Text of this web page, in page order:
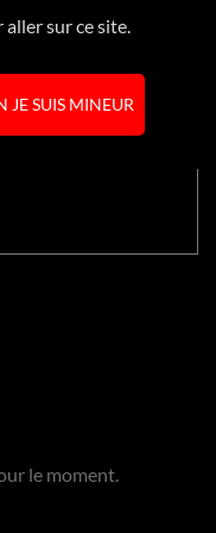
sur ce site.
JE SUIS MINEUR
le moment.